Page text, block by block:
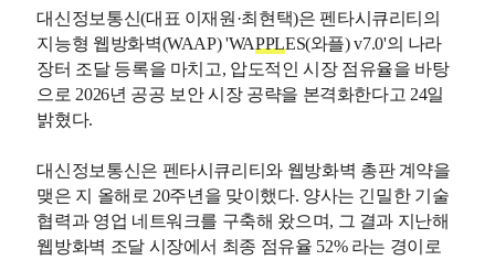
대신정보통신(대표 이재원·최현택)은 펜타시큐리티의
지능형 웹방화벽(WAAP) 'WAPPLES(와플) v7.0'의 나라
장터 조달 등록을 마치고, 압도적인 시장 점유율을 바탕
으로 2026년 공공 보안 시장 공략을 본격화한다고 24일
밝혔다.
대신정보통신은 펜타시큐리티와 웹방화벽 총판 계약을
맺은 지 올해로 20주년을 맞이했다. 양사는 긴밀한 기술
협력과 영업 네트워크를 구축해 왔으며, 그 결과 지난해
웹방화벽 조달 시장에서 최종 점유율 52% 라는 경이로